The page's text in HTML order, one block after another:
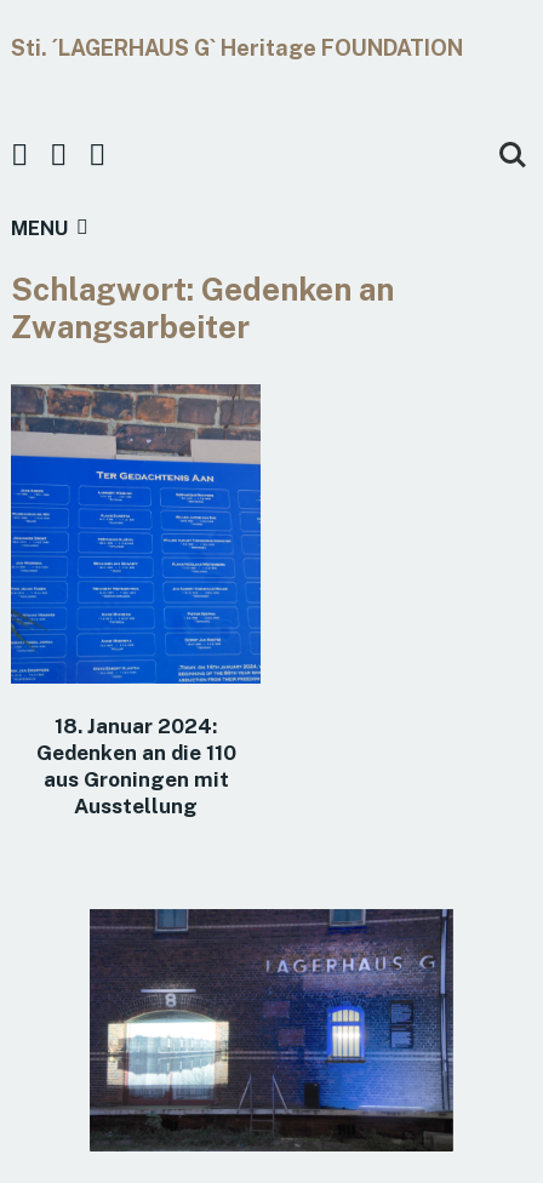
Sti. ´LAGERHAUS G` Heritage FOUNDATION
MENU
Schlagwort: Gedenken an
Zwangsarbeiter
18. Januar 2024:
Gedenken an die 110
aus Groningen mit
Ausstellung